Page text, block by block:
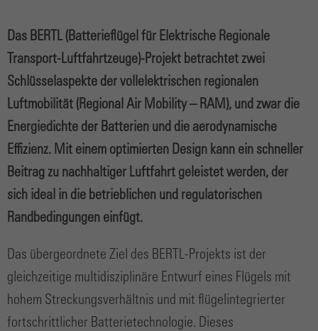
Das BERTL (Batterieflügel für Elektrische Regionale
Transport-Luftfahrtzeuge)-Projekt betrachtet zwei
Schlüsselaspekte der vollelektrischen regionalen
Luftmobilität (Regional Air Mobility – RAM), und zwar die
Energiedichte der Batterien und die aerodynamische
Effizienz. Mit einem optimierten Design kann ein schneller
Beitrag zu nachhaltiger Luftfahrt geleistet werden, der
sich ideal in die betrieblichen und regulatorischen
Randbedingungen einfügt.
Das übergeordnete Ziel des BERTL-Projekts ist der
gleichzeitige multidisziplinäre Entwurf eines Flügels mit
hohem Streckungsverhältnis und mit flügelintegrierter
fortschrittlicher Batterietechnologie. Dieses